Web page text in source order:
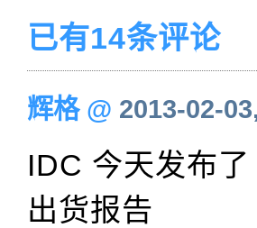
已有14条评论
辉格@ 2013-02-
IDC 今天发布
出货报告